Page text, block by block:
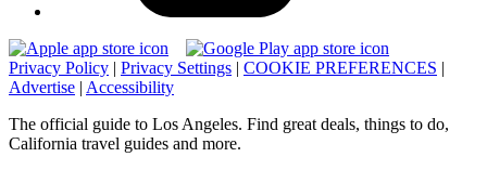
Privacy Policy | Privacy Settings | COOKIE PREFERENCES |
Advertise | Accessibility
The official guide to Los Angeles. Find great deals, things to do,
California travel guides and more.